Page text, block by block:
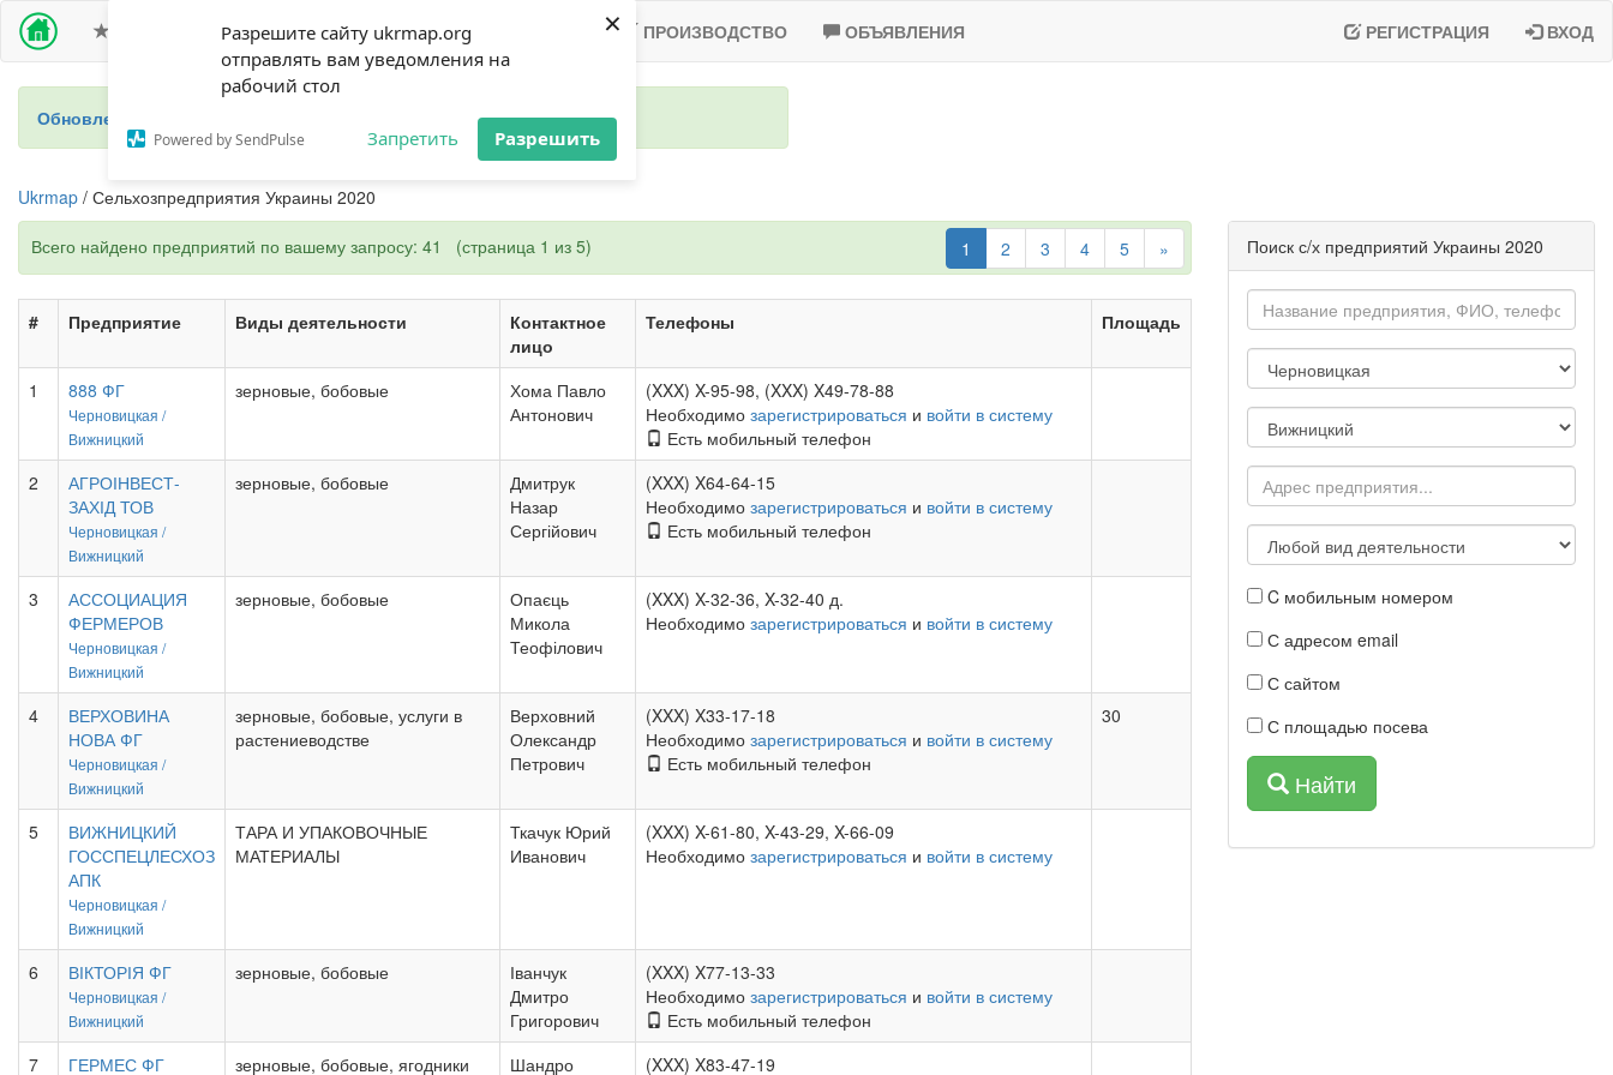
Разрешите сайту ukrmap.org
отправлять вам уведомления на
рабочий стол
Powered by SendPulse Запретить Разрешить
×
ПРЕМИУМ ДОСТУП СЕЛЬХОЗПРЕДПРИЯТИЯ-2020 ПРОИЗВОДСТВО ОБЪЯВЛЕНИЯ РЕГИСТРАЦИЯ ВХОД
Обновление 2024 - новый справочник фермеров Украины
Ukrmap / Сельхозпредприятия Украины 2020
Всего найдено предприятий по вашему запросу: 41 (страница 1 из 5) 1 2 3 4 5 »
# Предприятие Виды деятельности
Контактное
лицо
Телефоны Площадь
1 888 ФГ
Черновицкая /
Вижницкий
зерновые, бобовые
Хома Павло
Антонович
(XXX) X-95-98, (XXX) X49-78-88
Необходимо зарегистрироваться и войти в систему
Есть мобильный телефон
2
АГРОІНВЕСТ-
ЗАХІД ТОВ
Черновицкая /
Вижницкий
зерновые, бобовые
Дмитрук
Назар
Сергійович
(XXX) X64-64-15
Необходимо зарегистрироваться и войти в систему
Есть мобильный телефон
3
АССОЦИАЦИЯ
ФЕРМЕРОВ
Черновицкая /
Вижницкий
зерновые, бобовые
Опаєць
Микола
Теофілович
(XXX) X-32-36, X-32-40 д.
Необходимо зарегистрироваться и войти в систему
4
ВЕРХОВИНА
НОВА ФГ
Черновицкая /
Вижницкий
зерновые, бобовые, услуги в
растениеводстве
Верховний
Олександр
Петрович
(XXX) X33-17-18
Необходимо зарегистрироваться и войти в систему
Есть мобильный телефон
30
5
ВИЖНИЦКИЙ
ГОССПЕЦЛЕСХОЗ
АПК
Черновицкая /
Вижницкий
ТАРА И УПАКОВОЧНЫЕ
МАТЕРИАЛЫ
Ткачук Юрий
Иванович
(XXX) X-61-80, X-43-29, X-66-09
Необходимо зарегистрироваться и войти в систему
6 ВІКТОРІЯ ФГ
Черновицкая /
Вижницкий
зерновые, бобовые
Іванчук
Дмитро
Григорович
(XXX) X77-13-33
Необходимо зарегистрироваться и войти в систему
Есть мобильный телефон
7
ГЕРМЕС ФГ зерновые, бобовые, ягодники Шандро (XXX) X83-47-19
Поиск с/х предприятий Украины 2020
C мобильным номером
С адресом email
С сайтом
С площадью посева
Найти